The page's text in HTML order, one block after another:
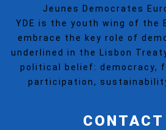
Jeunes Democrates
YDE is the youth wing of the
embrace the key role of
underlined in the Lisbon
political belief: democracy,
participation,
CONTACT